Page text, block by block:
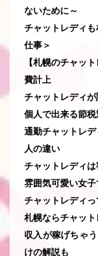
ないために～
チャットレディ
仕事＞
【札幌のチャッ
費計上
チャットレディ
個人で出来る節税
通勤チャットレ
人の違い
チャットレディ
雰囲気可愛い女
チャットレディっ
札幌ならチャッ
収入が稼げちゃ
けの解説も